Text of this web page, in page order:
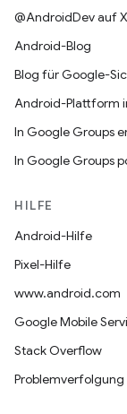
@AndroidDev auf X
Android-Blog
Blog für Google-
Android-Plattform
In Google Groups
In Google Groups
HILFE
Android-Hilfe
Pixel-Hilfe
www.android.com
Google Mobile
Stack Overflow
Problemverfolgung